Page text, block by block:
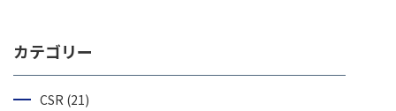
カテゴリー
CSR (21)